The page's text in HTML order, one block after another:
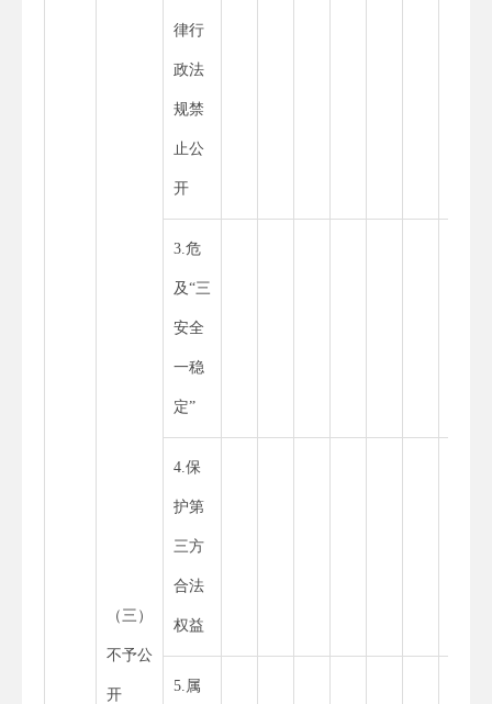
（三）
不予公
开
律行
政法
规禁
止公
开
3.危
及“三
安全
一稳
定”
4.保
护第
三方
合法
权益
5.属